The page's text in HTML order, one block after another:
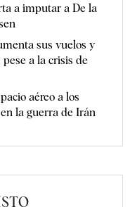
a imputar a De la
sus vuelos y
a la crisis de
aéreo a los
la guerra de Irán